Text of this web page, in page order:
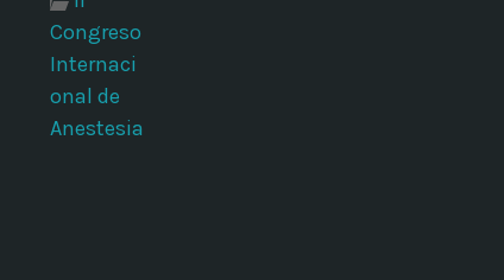
Congreso
Internaci
onal de
Anestesia